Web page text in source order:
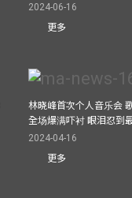
2024-06-16
更多
林晓峰首次个人音乐会
全场爆满吓衬 眼泪忍到
2024-04-16
更多